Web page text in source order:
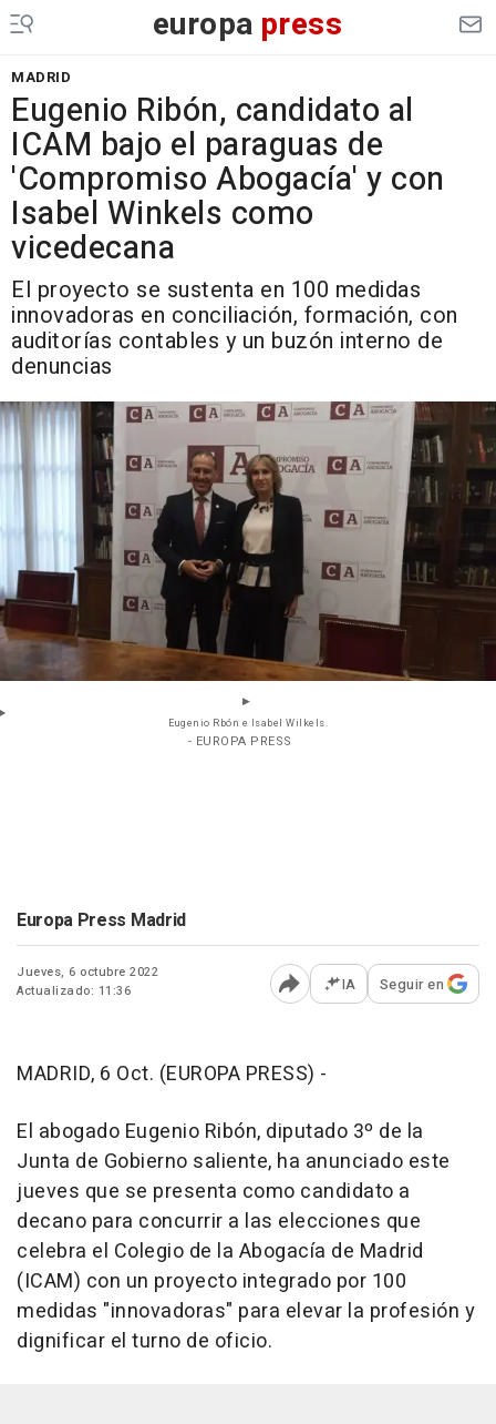
europa press
MADRID
Eugenio Ribón, candidato al
ICAM bajo el paraguas de
'Compromiso Abogacía' y con
Isabel Winkels como
vicedecana
El proyecto se sustenta en 100 medidas
innovadoras en conciliación, formación, con
auditorías contables y un buzón interno de
denuncias
Eugenio Rbón e Isabel Wilkels.
- EUROPA PRESS
Europa Press Madrid
Jueves, 6 octubre 2022
Actualizado: 11:36
Abrir opciones para
IA Seguir en
MADRID, 6 Oct. (EUROPA PRESS) -
El abogado Eugenio Ribón, diputado 3º de la
Junta de Gobierno saliente, ha anunciado este
jueves que se presenta como candidato a
decano para concurrir a las elecciones que
celebra el Colegio de la Abogacía de Madrid
(ICAM) con un proyecto integrado por 100
medidas "innovadoras" para elevar la profesión y
dignificar el turno de oficio.